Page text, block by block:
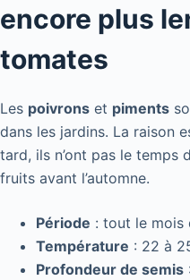
encore plus
tomates
Les poivrons et piments
dans les jardins. La raison
tard, ils n’ont pas le temps
fruits avant l’automne.
Période : tout le mois
Température : 22 à
Profondeur de semis